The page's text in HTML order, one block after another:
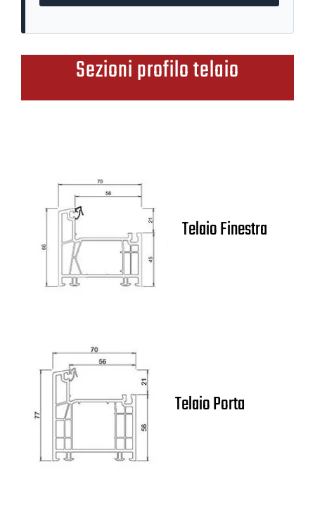
Sezioni profilo telaio
Telaio Finestra
Telaio Porta